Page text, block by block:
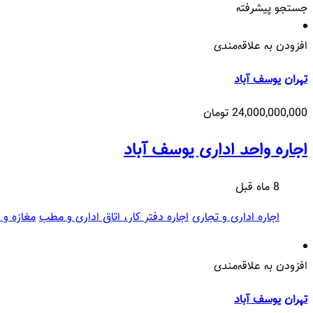
جستجو پیشرفته
افزودن به علاقه‌مندی
تهرانیوسف آباد
24,000,000,000 تومان
اجاره واحد اداری یوسف آباد
8 ماه قبل
اجاره اداری و تجاریاجاره دفتر کار، اتاق اداری و مطبمغازه
افزودن به علاقه‌مندی
تهرانیوسف آباد